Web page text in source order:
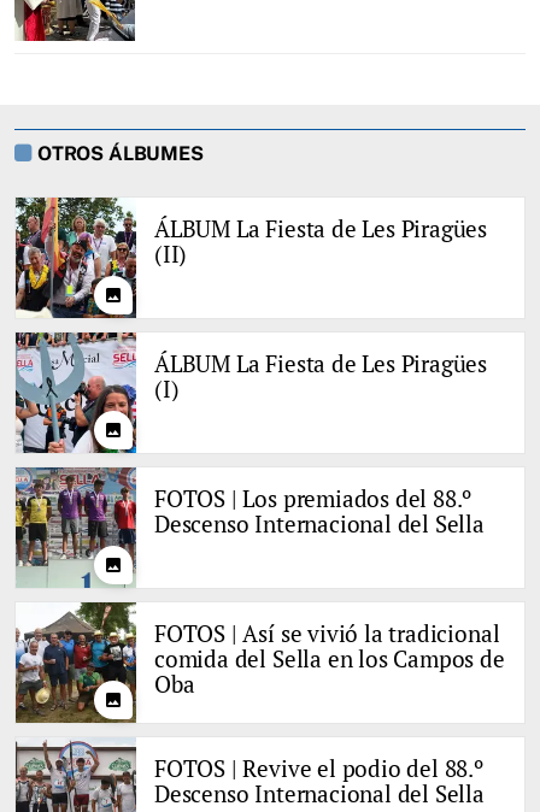
OTROS ÁLBUMES
photo
ÁLBUM La Fiesta de Les Piragües
(II)
photo
ÁLBUM La Fiesta de Les Piragües
(I)
photo
FOTOS | Los premiados del 88.º
Descenso Internacional del Sella
photo
FOTOS | Así se vivió la tradicional
comida del Sella en los Campos de
Oba
FOTOS | Revive el podio del 88.º
Descenso Internacional del Sella